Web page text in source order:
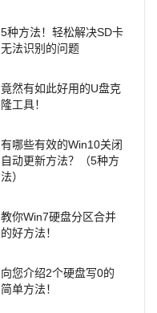
5种方法！轻松解决SD卡
无法识别的问题
竟然有如此好用的U盘克
隆工具！
有哪些有效的Win10关闭
自动更新方法？（5种方
法）
教你Win7硬盘分区合并
的好方法！
向您介绍2个硬盘写0的
简单方法！